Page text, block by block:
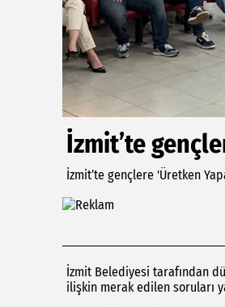
İzmit’te
İzmit’te gençlere 'Üretken
İzmit Belediyesi tarafından
ilişkin merak edilen soruları